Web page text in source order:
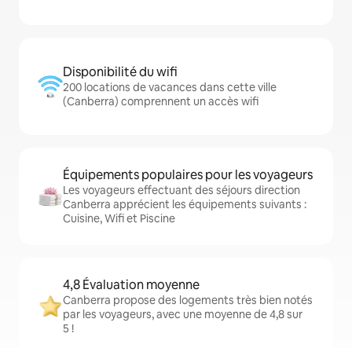
Disponibilité du wifi
200 locations de vacances dans cette ville
(Canberra) comprennent un accès wifi
Équipements populaires pour les voyageurs
Les voyageurs effectuant des séjours direction
Canberra apprécient les équipements suivants :
Cuisine, Wifi et Piscine
4,8 Évaluation moyenne
Canberra propose des logements très bien notés
par les voyageurs, avec une moyenne de 4,8 sur
5 !